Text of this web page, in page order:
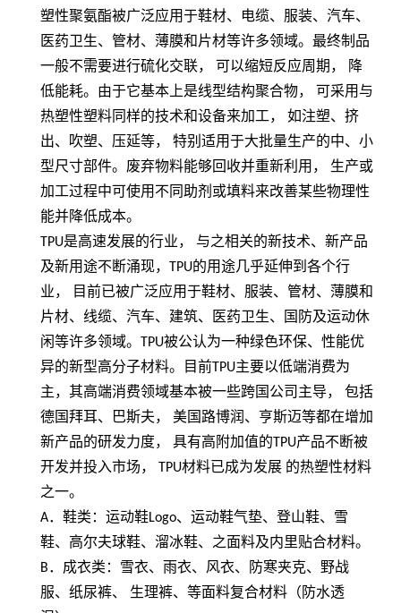
塑性聚氨酯被广泛应用于鞋材、电缆、服装、汽车、
医药卫生、管材、薄膜和片材等许多领域。最终制品
一般不需要进行硫化交联，
可以缩短反应周期，
降
低能耗。由于它基本上是线型结构聚合物，
可采用与
热塑性塑料同样的技术和设备来加工，
如注塑、挤
出、吹塑、压延等，
特别适用于大批量生产的中、小
型尺寸部件。废弃物料能够回收并重新利用，
生产或
加工过程中可使用不同助剂或填料来改善某些物理性
能并降低成本。
TPU是高速发展的行业， 与之相关的新技术、新产品
及新用途不断涌现， TPU的用途几乎延伸到各个行
业， 目前已被广泛应用于鞋材、服装、管材、薄膜和
片材、线缆、汽车、建筑、医药卫生、国防及运动休
闲等许多领域。 TPU被公认为一种绿色环保、性能优
异的新型高分子材料。目前TPU主要以低端消费为
主，其高端消费领域基本被一些跨国公司主导， 包括
德国拜耳、巴斯夫， 美国路博润、亨斯迈等都在增加
新产品的研发力度， 具有高附加值的TPU产品不断被
开发并投入市场， TPU材料已成为发展 的热塑性材料
之一。
A．鞋类：运动鞋Logo、运动鞋气垫、登山鞋、雪
鞋、高尔夫球鞋、溜冰鞋、之面料及内里贴合材料。
B．成衣类：雪衣、雨衣、风衣、防寒夹克、野战
服、纸尿裤、 生理裤、等面料复合材料（防水透